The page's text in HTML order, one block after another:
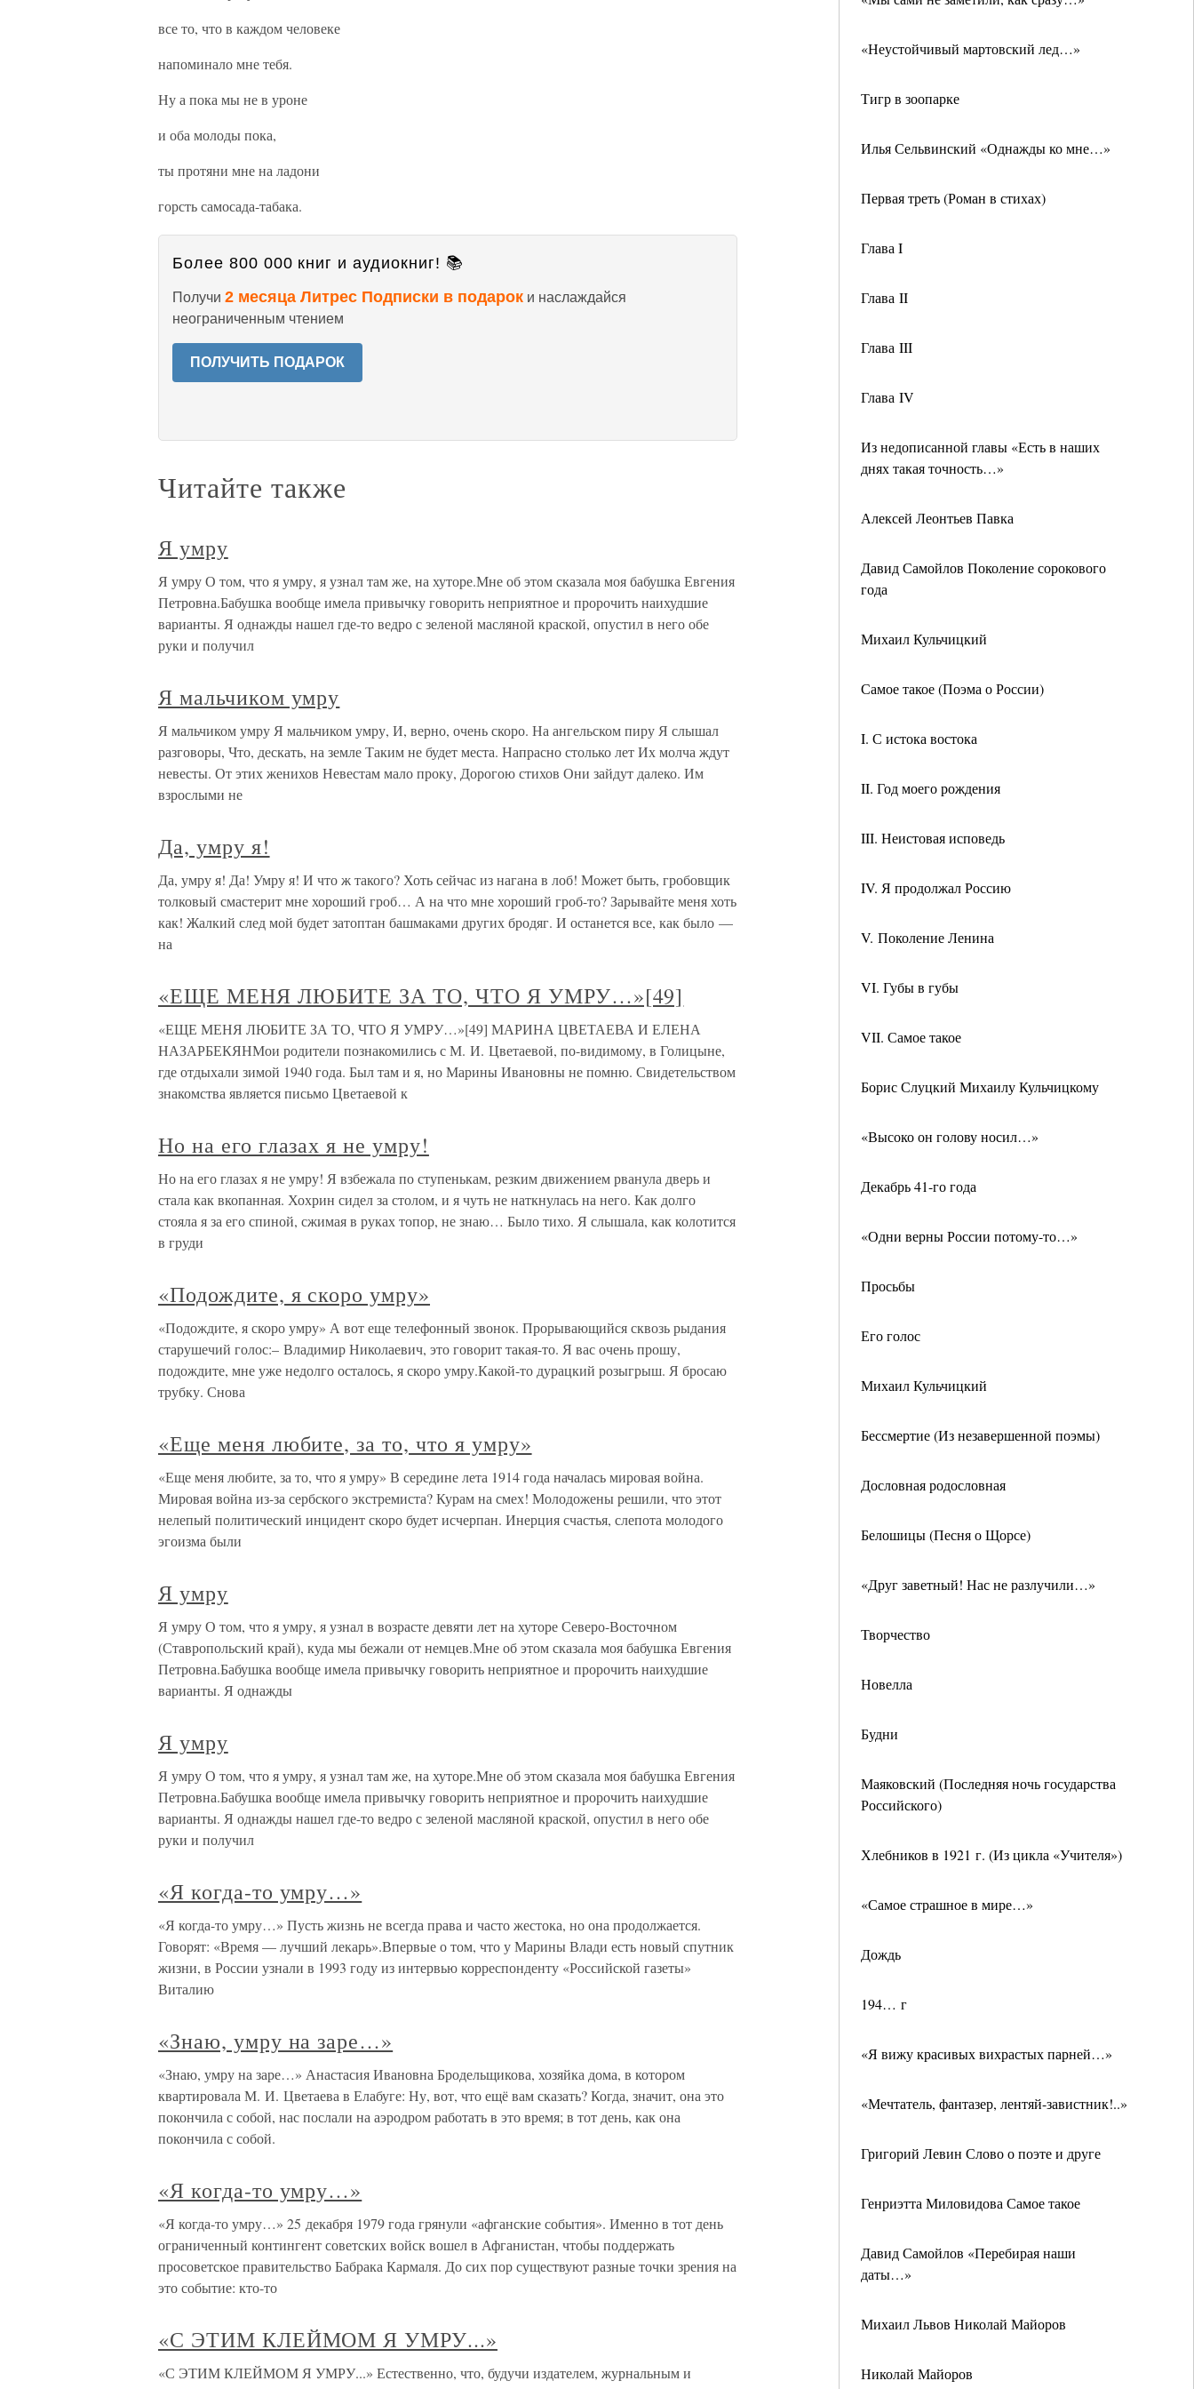
«Неустойчивый мартовский лед…»
Тигр в зоопарке
Илья Сельвинский «Однажды ко мне…»
Первая треть (Роман в стихах)
Глава I
Глава II
Глава III
Глава IV
Из недописанной главы «Есть в наших
днях такая точность…»
Алексей Леонтьев Павка
Давид Самойлов Поколение сорокового
года
Михаил Кульчицкий
Самое такое (Поэма о России)
I. С истока востока
II. Год моего рождения
III. Неистовая исповедь
IV. Я продолжал Россию
V. Поколение Ленина
VI. Губы в губы
VII. Самое такое
Борис Слуцкий Михаилу Кульчицкому
«Высоко он голову носил…»
Декабрь 41-го года
«Одни верны России потому-то…»
Просьбы
Его голос
Михаил Кульчицкий
Бессмертие (Из незавершенной поэмы)
Дословная родословная
Белошицы (Песня о Щорсе)
«Друг заветный! Нас не разлучили…»
Творчество
Новелла
Будни
Маяковский (Последняя ночь государства
Российского)
Хлебников в 1921 г. (Из цикла «Учителя»)
«Самое страшное в мире…»
Дождь
194… г
«Я вижу красивых вихрастых парней…»
«Мечтатель, фантазер, лентяй-завистник!..»
Григорий Левин Слово о поэте и друге
Генриэтта Миловидова Самое такое
Давид Самойлов «Перебирая наши
даты…»
Михаил Львов Николай Майоров
Николай Майоров
все то, что в каждом человеке
напоминало мне тебя.
Ну а пока мы не в уроне
и оба молоды пока,
ты протяни мне на ладони
горсть самосада-табака.
Более 800 000 книг и аудиокниг! 📚
Получи 2 месяца Литрес Подписки в подарок и наслаждайся
неограниченным чтением
ПОЛУЧИТЬ ПОДАРОК
Читайте также
Я умру
Я умру О том, что я умру, я узнал там же, на хуторе.Мне об этом сказала моя бабушка Евгения
Петровна.Бабушка вообще имела привычку говорить неприятное и пророчить наихудшие
варианты. Я однажды нашел где-то ведро с зеленой масляной краской, опустил в него обе
руки и получил
Я мальчиком умру
Я мальчиком умру Я мальчиком умру, И, верно, очень скоро. На ангельском пиру Я слышал
разговоры, Что, дескать, на земле Таким не будет места. Напрасно столько лет Их молча ждут
невесты. От этих женихов Невестам мало проку, Дорогою стихов Они зайдут далеко. Им
взрослыми не
Да, умру я!
Да, умру я! Да! Умру я! И что ж такого? Хоть сейчас из нагана в лоб! Может быть, гробовщик
толковый смастерит мне хороший гроб… А на что мне хороший гроб-то? Зарывайте меня хоть
как! Жалкий след мой будет затоптан башмаками других бродяг. И останется все, как было —
на
«ЕЩЕ МЕНЯ ЛЮБИТЕ ЗА ТО, ЧТО Я УМРУ…»[49]
«ЕЩЕ МЕНЯ ЛЮБИТЕ ЗА ТО, ЧТО Я УМРУ…»[49] МАРИНА ЦВЕТАЕВА И ЕЛЕНА
НАЗАРБЕКЯНМои родители познакомились с М. И. Цветаевой, по-видимому, в Голицыне,
где отдыхали зимой 1940 года. Был там и я, но Марины Ивановны не помню. Свидетельством
знакомства является письмо Цветаевой к
Но на его глазах я не умру!
Но на его глазах я не умру! Я взбежала по ступенькам, резким движением рванула дверь и
стала как вкопанная. Хохрин сидел за столом, и я чуть не наткнулась на него. Как долго
стояла я за его спиной, сжимая в руках топор, не знаю… Было тихо. Я слышала, как колотится
в груди
«Подождите, я скоро умру»
«Подождите, я скоро умру» А вот еще телефонный звонок. Прорывающийся сквозь рыдания
старушечий голос:– Владимир Николаевич, это говорит такая-то. Я вас очень прошу,
подождите, мне уже недолго осталось, я скоро умру.Какой-то дурацкий розыгрыш. Я бросаю
трубку. Снова
«Еще меня любите, за то, что я умру»
«Еще меня любите, за то, что я умру» В середине лета 1914 года началась мировая война.
Мировая война из-за сербского экстремиста? Курам на смех! Молодожены решили, что этот
нелепый политический инцидент скоро будет исчерпан. Инерция счастья, слепота молодого
эгоизма были
Я умру
Я умру О том, что я умру, я узнал в возрасте девяти лет на хуторе Северо-Восточном
(Ставропольский край), куда мы бежали от немцев.Мне об этом сказала моя бабушка Евгения
Петровна.Бабушка вообще имела привычку говорить неприятное и пророчить наихудшие
варианты. Я однажды
Я умру
Я умру О том, что я умру, я узнал там же, на хуторе.Мне об этом сказала моя бабушка Евгения
Петровна.Бабушка вообще имела привычку говорить неприятное и пророчить наихудшие
варианты. Я однажды нашел где-то ведро с зеленой масляной краской, опустил в него обе
руки и получил
«Я когда-то умру…»
«Я когда-то умру…» Пусть жизнь не всегда права и часто жестока, но она продолжается.
Говорят: «Время — лучший лекарь».Впервые о том, что у Марины Влади есть новый спутник
жизни, в России узнали в 1993 году из интервью корреспонденту «Российской газеты»
Виталию
«Знаю, умру на заре…»
«Знаю, умру на заре…» Анастасия Ивановна Бродельщикова, хозяйка дома, в котором
квартировала М. И. Цветаева в Елабуге: Ну, вот, что ещё вам сказать? Когда, значит, она это
покончила с собой, нас послали на аэродром работать в это время; в тот день, как она
покончила с собой.
«Я когда-то умру…»
«Я когда-то умру…» 25 декабря 1979 года грянули «афганские события». Именно в тот день
ограниченный контингент советских войск вошел в Афганистан, чтобы поддержать
просоветское правительство Бабрака Кармаля. До сих пор существуют разные точки зрения на
это событие: кто-то
«С ЭТИМ КЛЕЙМОМ Я УМРУ...»
«С ЭТИМ КЛЕЙМОМ Я УМРУ...» Естественно, что, будучи издателем, журнальным и